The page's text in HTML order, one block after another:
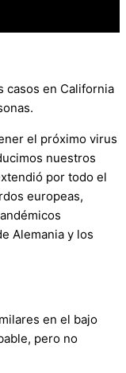
casos en California
el próximo virus
nuestros
por todo el
europeas,
Alemania y los
en el bajo
pero no